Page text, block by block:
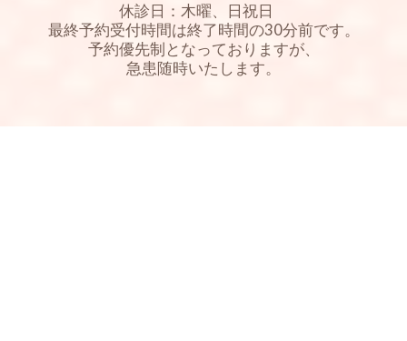
休診日：木曜、日祝日
最終予約受付時間は終了時間の30分前です。
予約優先制となっておりますが、
急患随時いたします。